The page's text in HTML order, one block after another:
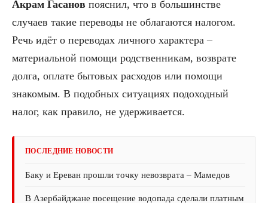
Акрам Гасанов пояснил, что в большинстве
случаев такие переводы не облагаются налогом.
Речь идёт о переводах личного характера –
материальной помощи родственникам, возврате
долга, оплате бытовых расходов или помощи
знакомым. В подобных ситуациях подоходный
налог, как правило, не удерживается.
ПОСЛЕДНИЕ НОВОСТИ
Баку и Ереван прошли точку невозврата – Мамедов
В Азербайджане посещение водопада сделали платным